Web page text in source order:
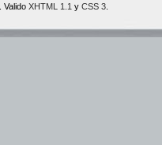
. Valido XHTML 1.1 y CSS 3